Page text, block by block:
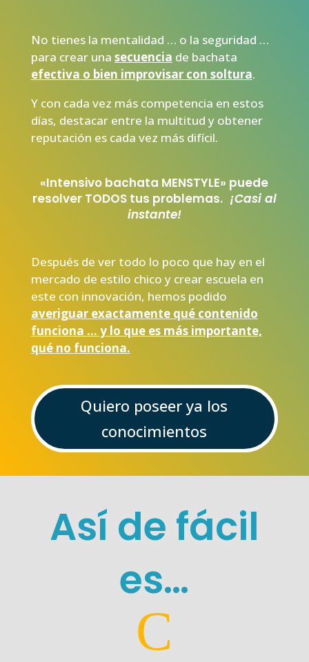
No tienes la mentalidad … o la seguridad …
para crear una secuencia de bachata
efectiva o bien improvisar con soltura.
Y con cada vez más competencia en estos
días, destacar entre la multitud y obtener
reputación es cada vez más difícil.
«Intensivo bachata MENSTYLE» puede
resolver TODOS tus problemas.¡Casi al
instante!
Después de ver todo lo poco que hay en el
mercado de estilo chico y crear escuela en
este con innovación, hemos podido
averiguar exactamente qué contenido
funciona … y lo que es más importante,
qué no funciona.
Quiero poseer ya los
conocimientos
Así de fácil
es…
C